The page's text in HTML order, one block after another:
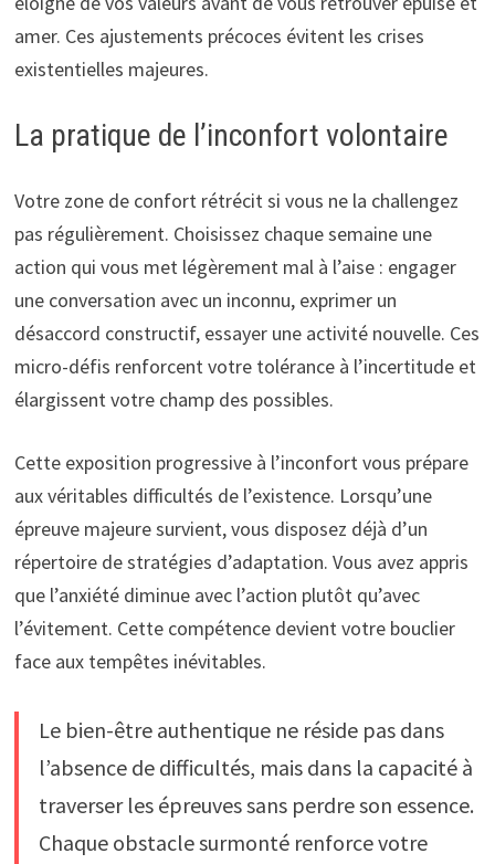
amer. Ces ajustements précoces évitent les crises
existentielles majeures.
La pratique de l’inconfort volontaire
Votre zone de confort rétrécit si vous ne la challengez
pas régulièrement. Choisissez chaque semaine une
action qui vous met légèrement mal à l’aise : engager
une conversation avec un inconnu, exprimer un
désaccord constructif, essayer une activité nouvelle. Ces
micro-défis renforcent votre tolérance à l’incertitude et
élargissent votre champ des possibles.
Cette exposition progressive à l’inconfort vous prépare
aux véritables difficultés de l’existence. Lorsqu’une
épreuve majeure survient, vous disposez déjà d’un
répertoire de stratégies d’adaptation. Vous avez appris
que l’anxiété diminue avec l’action plutôt qu’avec
l’évitement. Cette compétence devient votre bouclier
face aux tempêtes inévitables.
Le bien-être authentique ne réside pas dans
l’absence de difficultés, mais dans la capacité à
traverser les épreuves sans perdre son essence.
Chaque obstacle surmonté renforce votre